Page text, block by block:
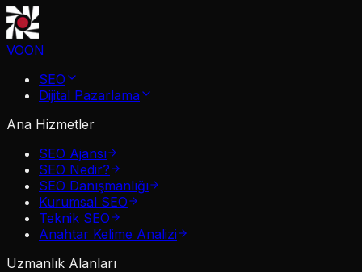
VOON
SEO
Dijital Pazarlama
Ana Hizmetler
SEO Ajansı
SEO Nedir?
SEO Danışmanlığı
Kurumsal SEO
Teknik SEO
Anahtar Kelime Analizi
Uzmanlık Alanları